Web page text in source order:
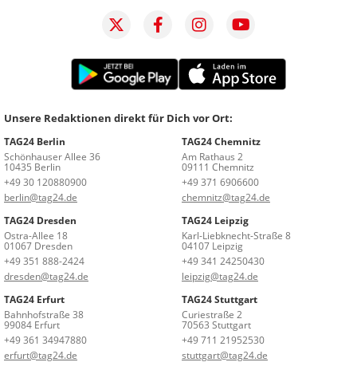
Unsere Redaktionen direkt für Dich vor Ort:
TAG24 Berlin
Schönhauser Allee 36
10435 Berlin
+49 30 120880900
berlin@tag24.de
TAG24 Chemnitz
Am Rathaus 2
09111 Chemnitz
+49 371 6906600
chemnitz@tag24.de
TAG24 Dresden
Ostra-Allee 18
01067 Dresden
+49 351 888-2424
dresden@tag24.de
TAG24 Leipzig
Karl-Liebknecht-Straße 8
04107 Leipzig
+49 341 24250430
leipzig@tag24.de
TAG24 Erfurt
Bahnhofstraße 38
99084 Erfurt
+49 361 34947880
erfurt@tag24.de
TAG24 Stuttgart
Curiestraße 2
70563 Stuttgart
+49 711 21952530
stuttgart@tag24.de